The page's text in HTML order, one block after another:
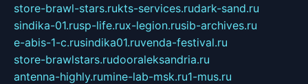
store-brawl-stars.rukts-services.rudark-sand.ru
sindika-01.rusp-life.rux-legion.rusib-archives.ru
e-abis-1-c.rusindika01.ruvenda-festival.ru
store-brawlstars.rudooraleksandria.ru
antenna-highly.rumine-lab-msk.ru1-mus.ru